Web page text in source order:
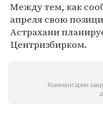
Между тем, как
апреля свою
Астрахани
Центризбирком.
Комментарии